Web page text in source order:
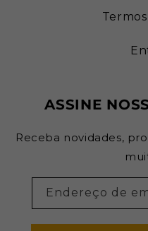
ASSINE
Receba novidades,
Endereço de